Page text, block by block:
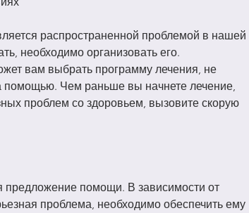
распространенной проблемой в нашей
необходимо организовать его.
вам выбрать программу лечения, не
помощью. Чем раньше вы начнете лечение,
проблем со здоровьем, вызовите скорую
помощи. В зависимости от
проблема, необходимо обеспечить ему